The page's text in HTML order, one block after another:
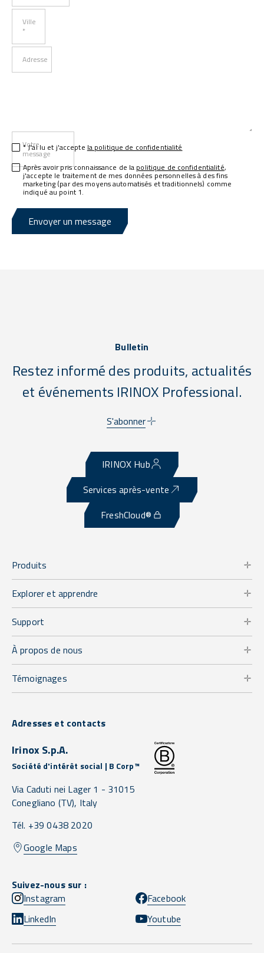
Ville
*
Adresse
Votre
message
* J'ai lu et j'accepte la politique de confidentialité
Après avoir pris connaissance de la politique de confidentialité,
j'accepte le traitement de mes données personnelles à des fins
marketing (par des moyens automatisés et traditionnels) comme
indiqué au point 1.
Envoyer un message
Bulletin
Restez informé des produits, actualités
et événements IRINOX Professional.
S'abonner
IRINOX Hub
Services après-vente
FreshCloud®
Produits
Explorer et apprendre
Support
À propos de nous
Témoignages
Adresses et contacts
Irinox S.p.A.
Société d'intérêt social | B Corp™
Via Caduti nei Lager 1 - 31015
Conegliano (TV), Italy
Tél. +39 0438 2020
Google Maps
Suivez-nous sur :
Instagram
Facebook
LinkedIn
Youtube